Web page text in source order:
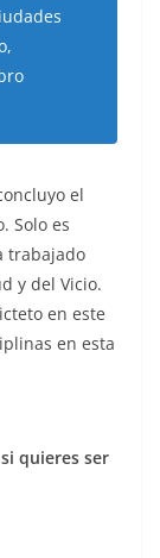
el
Solo es
trabajado
y del Vicio.
en este
en esta
quieres ser